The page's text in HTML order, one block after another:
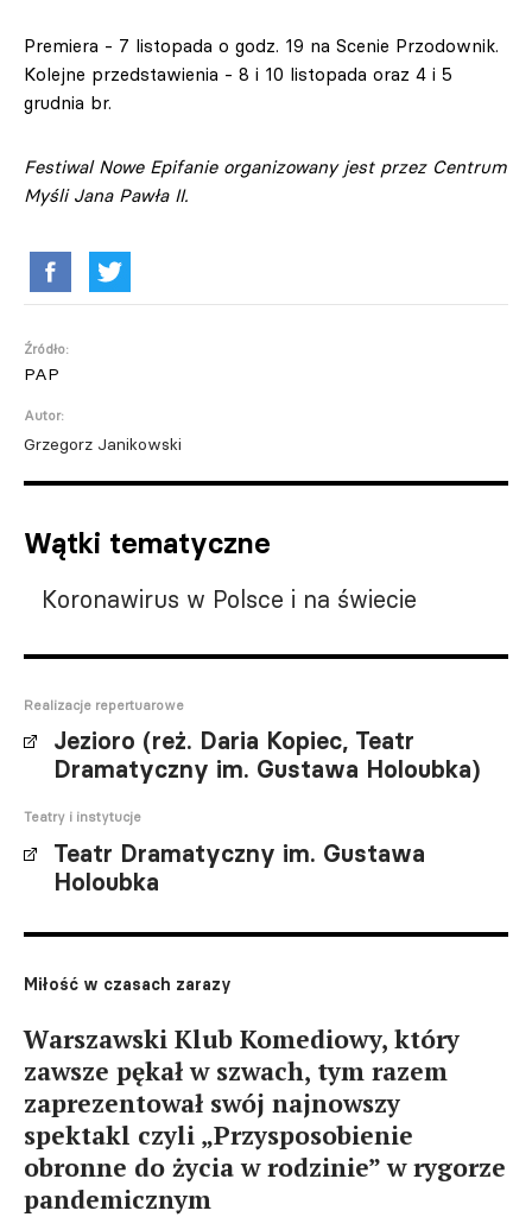
Premiera - 7 listopada o godz. 19 na Scenie Przodownik.
Kolejne przedstawienia - 8 i 10 listopada oraz 4 i 5
grudnia br.
Festiwal Nowe Epifanie organizowany jest przez Centrum
Myśli Jana Pawła II.
Źródło:
PAP
Autor:
Grzegorz Janikowski
Wątki tematyczne
Koronawirus w Polsce i na świecie
Realizacje repertuarowe
Jezioro (reż. Daria Kopiec, Teatr
Dramatyczny im. Gustawa Holoubka)
Teatry i instytucje
Teatr Dramatyczny im. Gustawa
Holoubka
Miłość w czasach zarazy
Warszawski Klub Komediowy, który
zawsze pękał w szwach, tym razem
zaprezentował swój najnowszy
spektakl czyli „Przysposobienie
obronne do życia w rodzinie” w rygorze
pandemicznym